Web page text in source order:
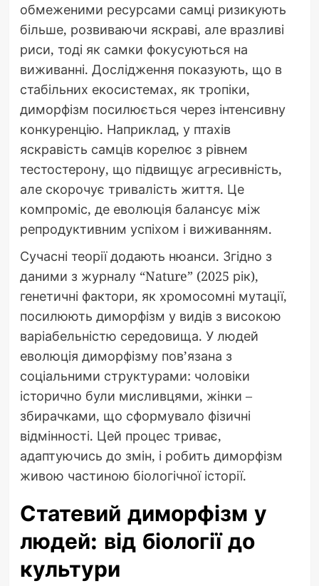
обмеженими ресурсами самці ризикують
більше, розвиваючи яскраві, але вразливі
риси, тоді як самки фокусуються на
виживанні. Дослідження показують, що в
стабільних екосистемах, як тропіки,
диморфізм посилюється через інтенсивну
конкуренцію. Наприклад, у птахів
яскравість самців корелює з рівнем
тестостерону, що підвищує агресивність,
але скорочує тривалість життя. Це
компроміс, де еволюція балансує між
репродуктивним успіхом і виживанням.
Сучасні теорії додають нюанси. Згідно з
даними з журналу “Nature” (2025 рік),
генетичні фактори, як хромосомні мутації,
посилюють диморфізм у видів з високою
варіабельністю середовища. У людей
еволюція диморфізму пов’язана з
соціальними структурами: чоловіки
історично були мисливцями, жінки –
збирачками, що сформувало фізичні
відмінності. Цей процес триває,
адаптуючись до змін, і робить диморфізм
живою частиною біологічної історії.
Статевий диморфізм у
людей: від біології до
культури